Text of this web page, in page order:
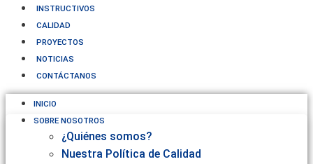
INSTRUCTIVOS
CALIDAD
PROYECTOS
NOTICIAS
CONTÁCTANOS
INICIO
SOBRE NOSOTROS
¿Quiénes somos?
Nuestra Política de Calidad